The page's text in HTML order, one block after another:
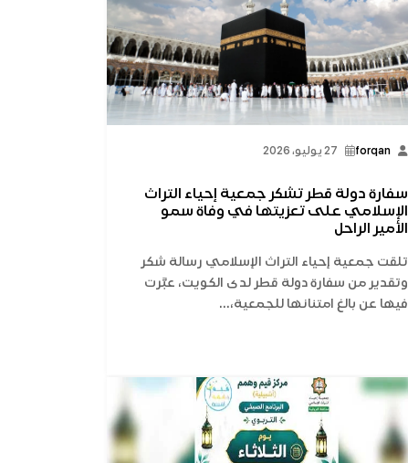
forqan 27 يوليو، 2026
سفارة دولة قطر تشكر جمعية إحياء التراث
الإسلامي على تعزيتها في وفاة سمو
الأمير الراحل
تلقت جمعية إحياء التراث الإسلامي رسالة شكر
وتقدير من سفارة دولة قطر لدى الكويت، عبَّرت
فيها عن بالغ امتنانها للجمعية،...